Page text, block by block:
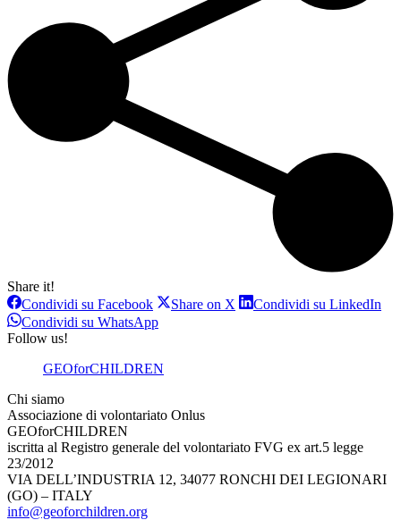
Share it!
Condividi su FacebookCondividi
su
Facebook
Share on X Condividi
Condividi su LinkedIn
Condividi su WhatsAppCondividi
Follow us!
GEOforCHILDREN
Chi siamo
Associazione di volontariato Onlus
GEOforCHILDREN
iscritta al Registro generale del volontariato FVG ex art.5 legge
23/2012
VIA DELL’INDUSTRIA 12, 34077 RONCHI DEI LEGIONARI
(GO) – ITALY
info@geoforchildren.org